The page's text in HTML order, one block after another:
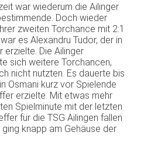
war wiederum die Ailinger
Doch wieder
zweiten Torchance mit 2:1
es Alexandru Tudor, der in
erzielte. Die Ailinger
sich weitere Torchancen,
nicht nutzten. Es dauerte bis
Osmani kurz vor Spielende
erzielte. Mit etwas mehr
Spielminute mit der letzten
für die TSG Ailingen fallen
knapp am Gehäuse der